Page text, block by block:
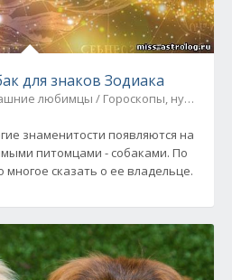
Породы собак для знаков Зодиака
любимцы / Гороскопы,
знаменитости появляются на
питомцами - собаками. По
сказать о ее владельце.